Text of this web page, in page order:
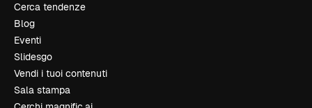
Cerca tendenze
Blog
Eventi
Slidesgo
Vendi i tuoi contenuti
Sala stampa